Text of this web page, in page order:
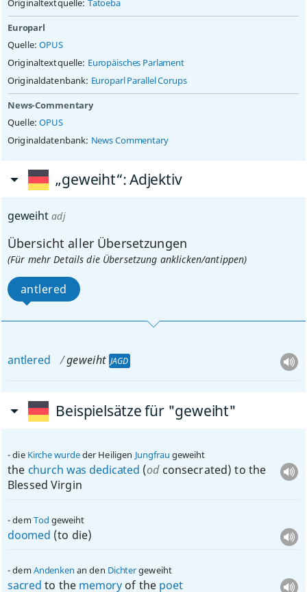
Originaltextquelle: Tatoeba
Europarl
Quelle:OPUS
Originaltextquelle: Europäisches Parlament
Originaldatenbank: Europarl Parallel Corups
News-Commentary
Quelle:OPUS
Originaldatenbank: News Commentary
„geweiht“: Adjektiv
geweihtadj
Übersicht aller Übersetzungen
(Für mehr Details die Übersetzung anklicken/antippen)
antlered
antlered geweiht JAGD
Beispielsätze für "geweiht"
die Kirchewurdeder Heiligen Jungfrau geweiht
the church was dedicated (odconsecrated) to the
Blessed Virgin
demTod geweiht
doomed (to die)
demAndenken an den Dichtergeweiht
sacred to the memory of the poet